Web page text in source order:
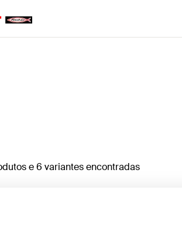
e 6 variantes encontradas